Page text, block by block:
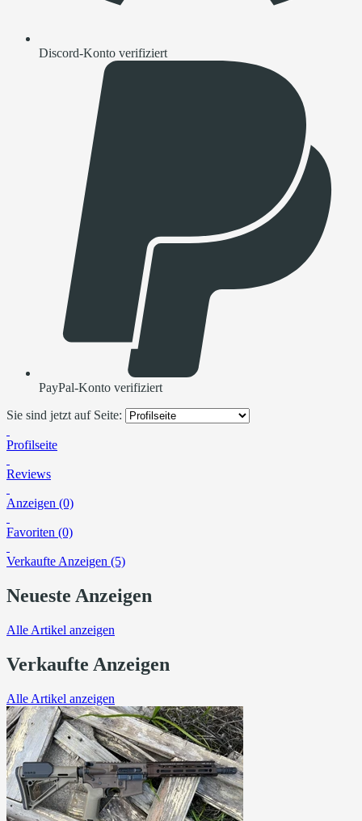
Discord-Konto verifiziert
PayPal-Konto verifiziert
Sie sind jetzt auf Seite:
Profilseite
Reviews
Anzeigen (0)
Favoriten (0)
Verkaufte Anzeigen (5)
Neueste Anzeigen
Alle Artikel anzeigen
Verkaufte Anzeigen
Alle Artikel anzeigen